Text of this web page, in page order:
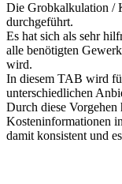
Die Grobkalkulation /
durchgeführt.
Es hat sich als sehr
alle benötigten
wird.
In diesem TAB wird
unterschiedlichen
Durch diese
Kosteninformationen
damit konsistent und